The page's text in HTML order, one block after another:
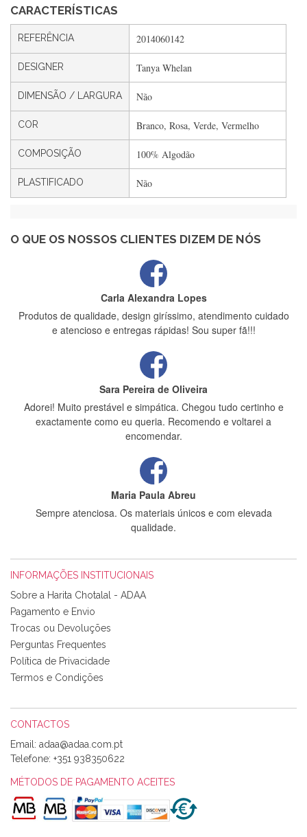
CARACTERÍSTICAS
REFERÊNCIA 2014060142
DESIGNER Tanya Whelan
DIMENSÃO / LARGURA Não
COR Branco, Rosa, Verde, Vermelho
COMPOSIÇÃO 100% Algodão
PLASTIFICADO Não
O QUE OS NOSSOS CLIENTES DIZEM DE NÓS
Silvia André
Gostei ,Serviço bastante rápido. recomendo
Filipa Freire
Rápido, atendimento 5*. Hoje chegará a segunda encomenda
feita de muitas certamente❤️
estrelas
Carla Alexandra Lopes
Produtos de qualidade, design giríssimo, atendimento cuidado
e atencioso e entregas rápidas! Sou super fã!!!
Sara Pereira de Oliveira
Adorei! Muito prestável e simpática. Chegou tudo certinho e
exactamente como eu queria. Recomendo e voltarei a
encomendar.
Maria Paula Abreu
Sempre atenciosa. Os materiais únicos e com elevada
qualidade.
Tudo chegou em condições, pois os produtos vieram muito
bem acondicionados. Estou plenamente satisfeita com os
produtos adquiridos. Relativamente à bolsa, tem um tecido
com um padrão e cores muito bonitas e a execução está
perfeitíssima. Futuramente penso voltar a comprar na vossa
loja, têm excelentes artigos a um preço muito justo. A
Alexandra Morais
Olá boa Noite. Os meus tecidos chegaram hoje. Muito
obrigada pelo miminho que dá um jeitaço pras minhas linhas
de bordar e não sei o que pões nos tecidos, mas que cheiram
maravilhosamente ... cheiram! :) Muito Obrigada.
INFORMAÇÕES INSTITUCIONAIS
Sobre a Harita Chotalal - ADAA
Pagamento e Envio
Trocas ou Devoluções
Perguntas Frequentes
Política de Privacidade
Termos e Condições
CONTACTOS
Email:
Telefone: +351 938350622
MÉTODOS DE PAGAMENTO ACEITES